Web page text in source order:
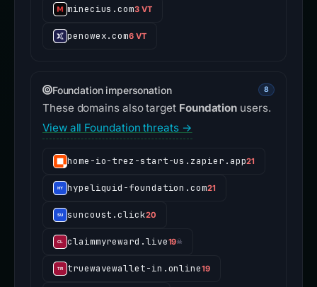
minecius.com3 VT
penowex.com6 VT
Foundation impersonation 8
These domains also target Foundation users.
View all Foundation threats →
home-io-trez-start-us.zapier.app21
hypeliquid-foundation.com21
suncoust.click20
claimmyreward.live19☠
truewavewallet-in.online19